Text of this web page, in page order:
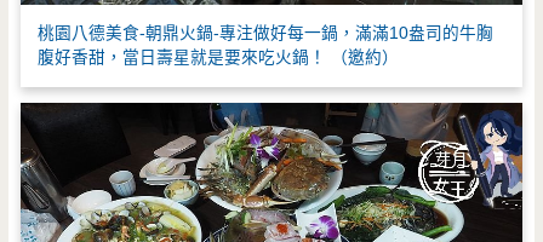
桃園八德美食-朝鼎火鍋-專注做好每一鍋，滿滿10盎司的牛胸
腹好香甜，當日壽星就是要來吃火鍋！ （邀約）